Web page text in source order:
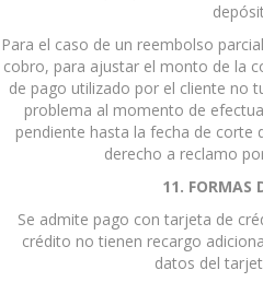
Para el caso de un reembolso
cobro, para ajustar el monto de la
de pago utilizado por el cliente no
problema al momento de
pendiente hasta la fecha de corte
derecho a reclamo
11. FORMAS
Se admite pago con tarjeta de
crédito no tienen recargo
datos del